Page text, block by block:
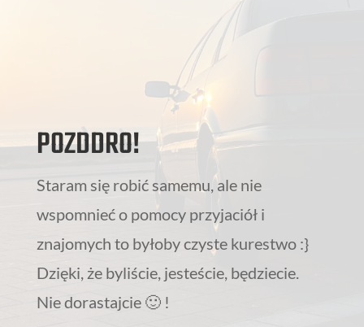
POZDDRO!
Staram się robić samemu, ale nie
wspomnieć o pomocy przyjaciół i
znajomych to byłoby czyste kurestwo :}
Dzięki, że byliście, jesteście, będziecie.
Nie dorastajcie 🙂 !